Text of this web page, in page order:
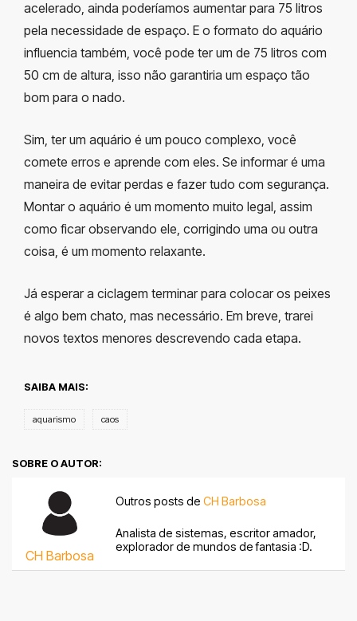
acelerado, ainda poderíamos aumentar para 75 litros
pela necessidade de espaço. E o formato do aquário
influencia também, você pode ter um de 75 litros com
50 cm de altura, isso não garantiria um espaço tão
bom para o nado.
Sim, ter um aquário é um pouco complexo, você
comete erros e aprende com eles. Se informar é uma
maneira de evitar perdas e fazer tudo com segurança.
Montar o aquário é um momento muito legal, assim
como ficar observando ele, corrigindo uma ou outra
coisa, é um momento relaxante.
Já esperar a ciclagem terminar para colocar os peixes
é algo bem chato, mas necessário. Em breve, trarei
novos textos menores descrevendo cada etapa.
SAIBA MAIS:
aquarismo caos
SOBRE O AUTOR:
CH Barbosa
Outros posts de CH Barbosa
Analista de sistemas, escritor amador,
explorador de mundos de fantasia :D.